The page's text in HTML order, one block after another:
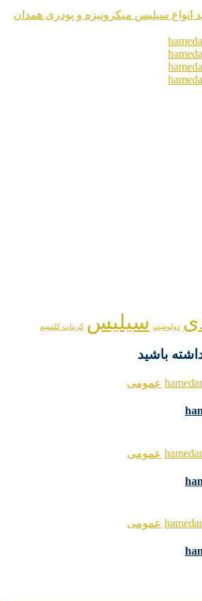
انواع سیلیس میکرونیزه و پودری همدان
دولومیت سیلیس کربنات کلسیم
باشید
عمومی
عمومی
عمومی